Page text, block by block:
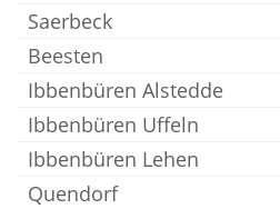
Saerbeck
Beesten
Ibbenbüren Alstedde
Ibbenbüren Uffeln
Ibbenbüren Lehen
Quendorf